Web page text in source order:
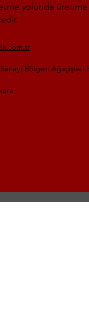
yolunda üretime
Bölgesi Ağaçişleri